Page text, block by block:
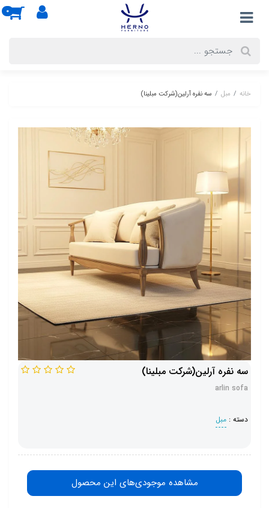
0
خانه مبل سه نفره آرلین(شرکت مبلینا)
سه نفره آرلین(شرکت مبلینا)
arlin sofa
دسته : مبل
مشاهده موجودی‌های این محصول